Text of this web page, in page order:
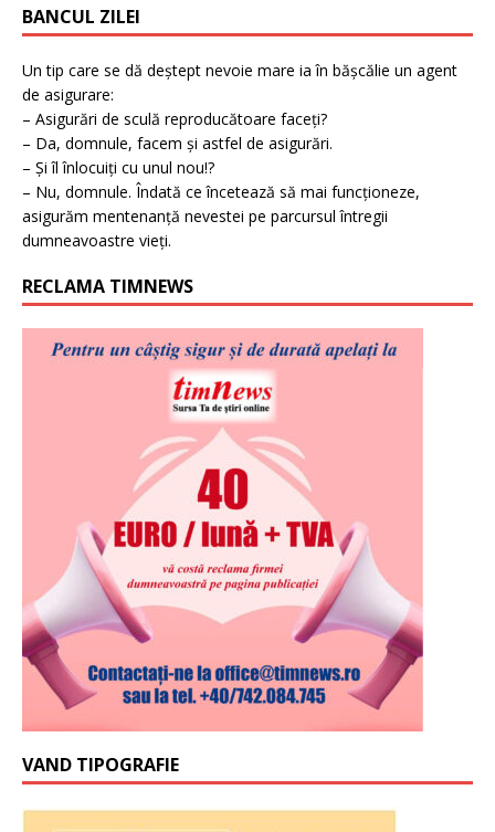
BANCUL ZILEI
Un tip care se dă deștept nevoie mare ia în bășcălie un agent
de asigurare:
– Asigurări de sculă reproducătoare faceți?
– Da, domnule, facem și astfel de asigurări.
– Și îl înlocuiți cu unul nou!?
– Nu, domnule. Îndată ce încetează să mai funcționeze,
asigurăm mentenanță nevestei pe parcursul întregii
dumneavoastre vieți.
RECLAMA TIMNEWS
VAND TIPOGRAFIE